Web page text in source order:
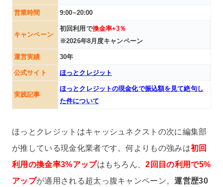
営業時間 9:00~20:00
キャンペーン
初回利用で換金率+3％
※2026年8月度キャンペーン
運営実績 30年
公式サイト ほっとクレジット
実践記事
ほっとクレジットの現金化で振込額を見て絶句し
た件について
ほっとクレジットはキャッシュネクストの次に編集部
が推している現金化業者です。何よりもの強みは初回
利用の換金率3%アップはもちろん、2回目の利用で5%
アップが適用される超太っ腹キャンペーン。運営歴30